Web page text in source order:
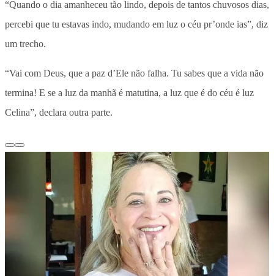
“Quando o dia amanheceu tão lindo, depois de tantos chuvosos dias,
percebi que tu estavas indo, mudando em luz o céu pr’onde ias”, diz
um trecho.
“Vai com Deus, que a paz d’Ele não falha. Tu sabes que a vida não
termina! E se a luz da manhã é matutina, a luz que é do céu é luz
Celina”, declara outra parte.